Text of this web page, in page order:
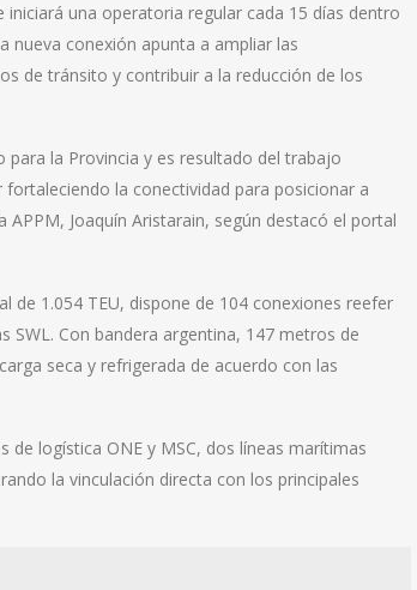
una operatoria regular cada 15 días dentro
nueva conexión apunta a ampliar las
de tránsito y contribuir a la reducción de los
para la Provincia y es resultado del trabajo
la conectividad para posicionar a
Joaquín Aristarain, según destacó el portal
de 1.054 TEU, dispone de 104 conexiones reefer
SWL. Con bandera argentina, 147 metros de
seca y refrigerada de acuerdo con las
logística ONE y MSC, dos líneas marítimas
la vinculación directa con los principales